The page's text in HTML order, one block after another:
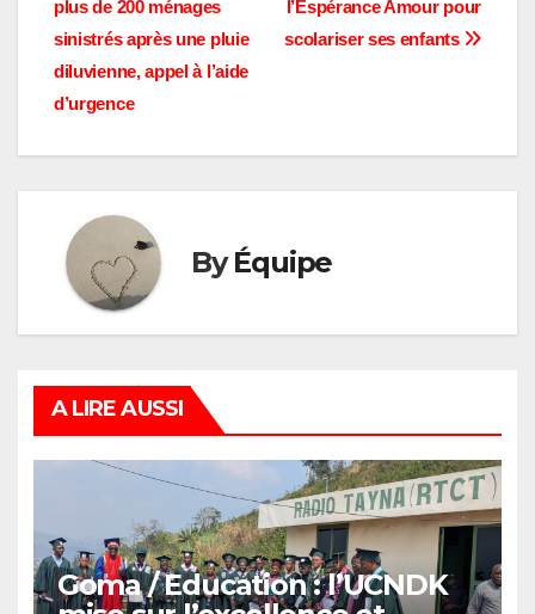
l’article
l’Espérance Amour pour
scolariser ses enfants
plus de 200 ménages
sinistrés après une pluie
diluvienne, appel à l’aide
d’urgence
ByÉquipe
A LIRE AUSSI
Goma / Education : l’UCNDK